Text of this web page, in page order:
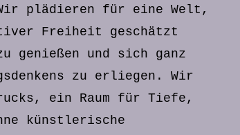
plädieren für eine Welt,
Freiheit geschätzt
genießen und sich ganz
zu erliegen. Wir
ein Raum für Tiefe,
künstlerische